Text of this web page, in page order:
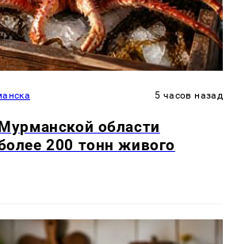
5 часов назад
области
200 тонн живого